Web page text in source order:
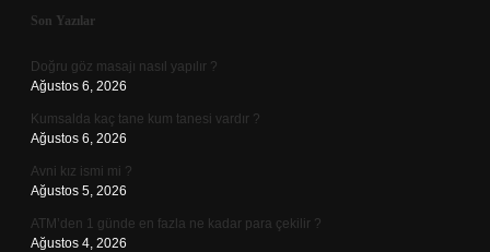
Sidebar
Son Yazılar
Doğru göz masajı nasıl yapılır ?
Ağustos 6, 2026
Kumsalda kaç tane kum tanesi vardır ?
Ağustos 6, 2026
Avni kız ismi mi ?
Ağustos 5, 2026
ATM’den 1 günde en fazla ne kadar para çekilir ?
Ağustos 4, 2026